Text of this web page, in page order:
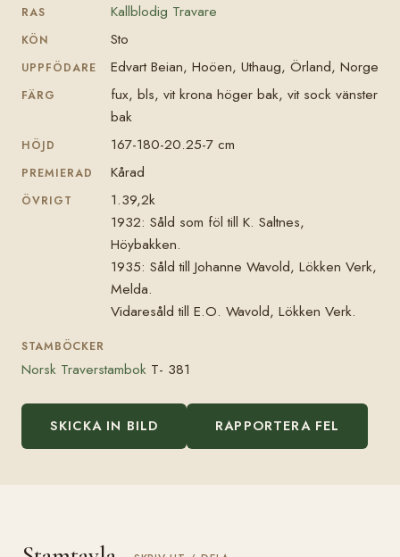
RAS Kallblodig Travare
KÖN Sto
UPPFÖDARE Edvart Beian, Hoöen, Uthaug, Örland, Norge
FÄRG
fux, bls, vit krona höger bak, vit sock vänster
bak
HÖJD 167-180-20.25-7 cm
PREMIERAD Kårad
ÖVRIGT
1.39,2k
1932: Såld som föl till K. Saltnes,
Höybakken.
1935: Såld till Johanne Wavold, Lökken Verk,
Melda.
Vidaresåld till E.O. Wavold, Lökken Verk.
STAMBÖCKER
Norsk Traverstambok T- 381
SKICKA IN BILD RAPPORTERA FEL